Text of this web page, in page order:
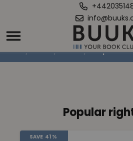
Suspense literature
Home / Books / Fiction / Suspense
Popular
SAVE 41 %